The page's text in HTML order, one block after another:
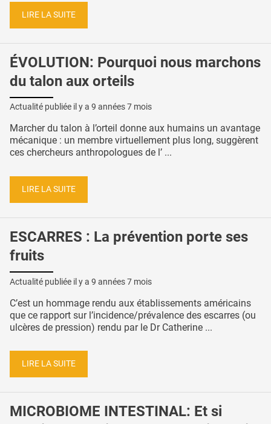
LIRE LA SUITE
ÉVOLUTION: Pourquoi nous marchons
du talon aux orteils
Actualité publiée il y a 9 années 7 mois
Marcher du talon à l’orteil donne aux humains un avantage
mécanique : un membre virtuellement plus long, suggèrent
ces chercheurs anthropologues de l’ ...
LIRE LA SUITE
ESCARRES : La prévention porte ses
fruits
Actualité publiée il y a 9 années 7 mois
C’est un hommage rendu aux établissements américains
que ce rapport sur l’incidence/prévalence des escarres (ou
ulcères de pression) rendu par le Dr Catherine ...
LIRE LA SUITE
MICROBIOME INTESTINAL: Et si